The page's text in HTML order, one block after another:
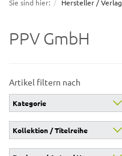
Sie sind hier: Hersteller / Verlag
PPV GmbH
Artikel filtern nach
Kategorie
Kollektion / Titelreihe